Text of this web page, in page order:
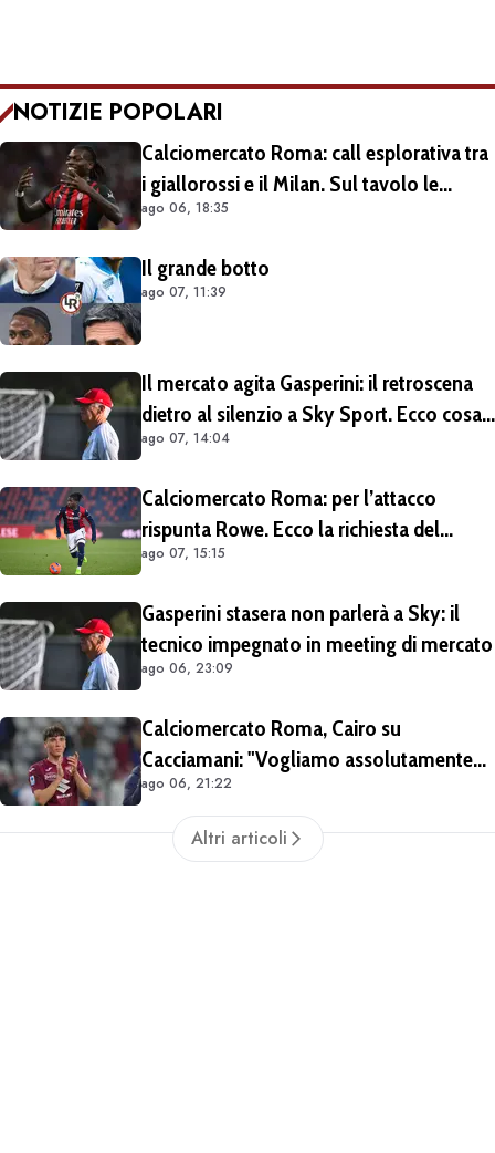
NOTIZIE POPOLARI
Calciomercato Roma: call esplorativa tra
i giallorossi e il Milan. Sul tavolo le
situazioni di Leao e Soulé
ago 06, 18:35
Il grande botto
ago 07, 11:39
Il mercato agita Gasperini: il retroscena
dietro al silenzio a Sky Sport. Ecco cosa
è emerso dal meeting con la proprietà
ago 07, 14:04
Calciomercato Roma: per l’attacco
rispunta Rowe. Ecco la richiesta del
Bologna
ago 07, 15:15
Gasperini stasera non parlerà a Sky: il
tecnico impegnato in meeting di mercato
ago 06, 23:09
Calciomercato Roma, Cairo su
Cacciamani: "Vogliamo assolutamente
tenerlo". Distanza tra i club sulla
valutazione del giocatore
ago 06, 21:22
Altri articoli